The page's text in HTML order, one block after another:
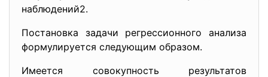
наблюдений2.
Постановка задачи регрессионного анализа
формулируется следующим образом.
Имеется совокупность результатов